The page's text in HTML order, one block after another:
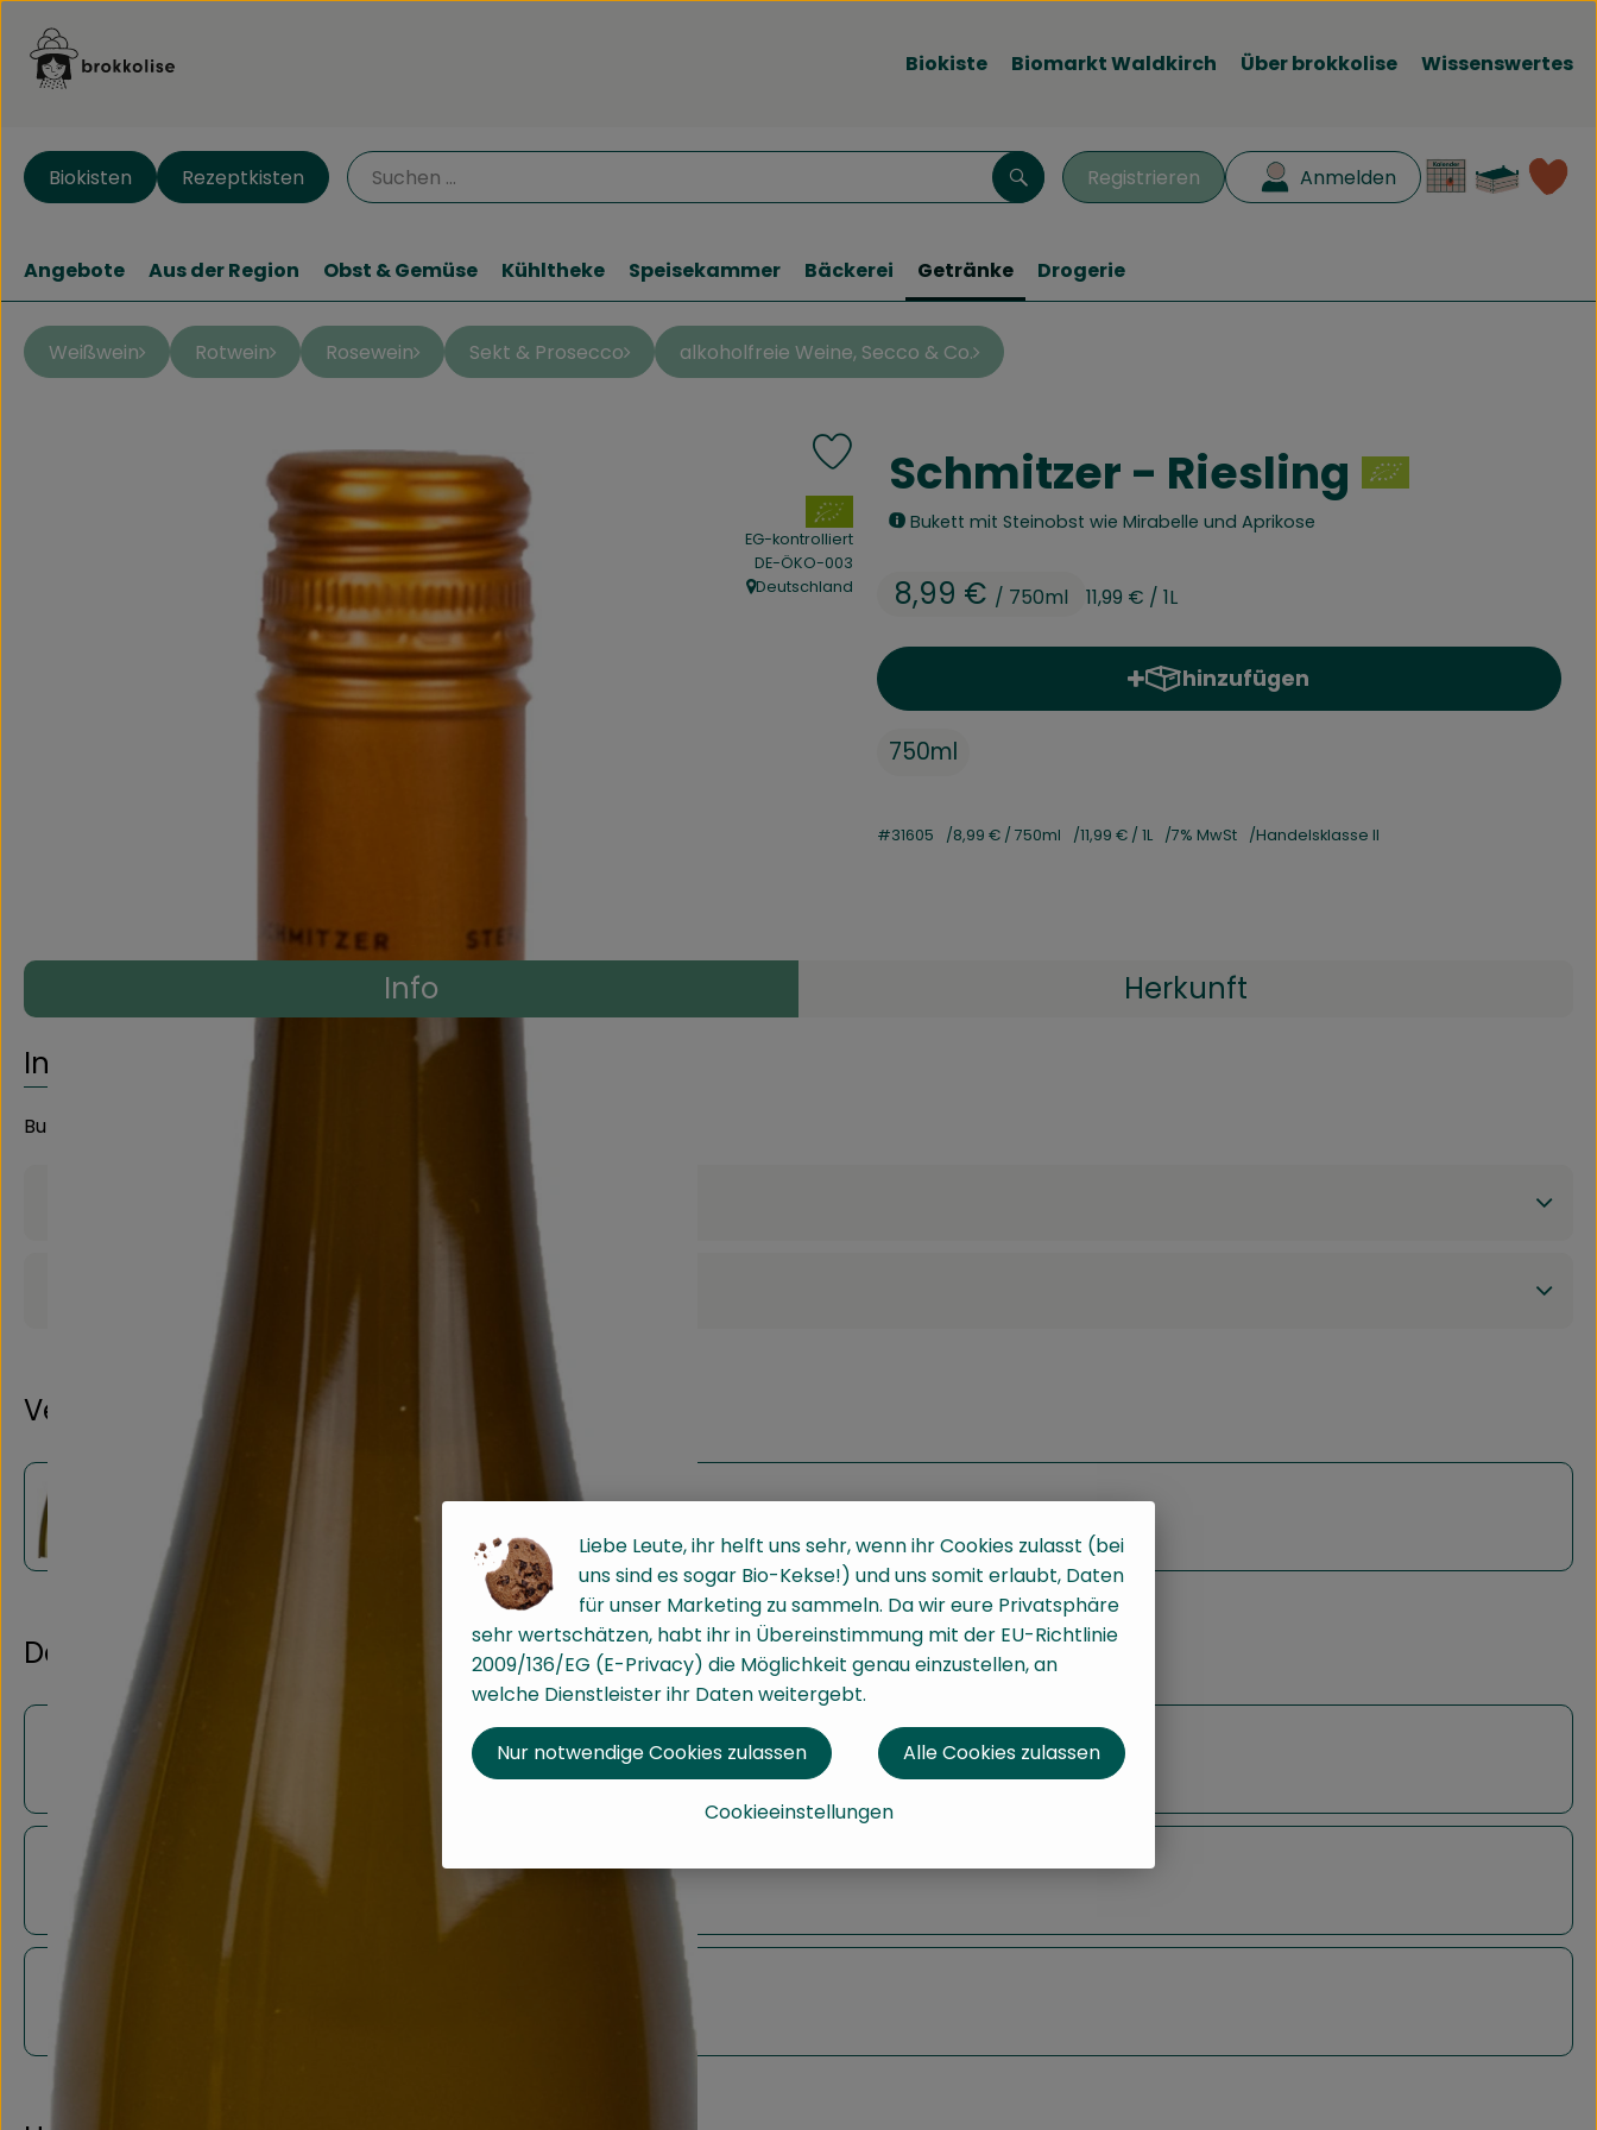
Biokiste Biomarkt Waldkirch Über brokkolise Wissenswertes
Registrieren Anmelden
Suchen
Biokisten Rezeptkisten
Angebote Aus der Region Obst & Gemüse Kühltheke Speisekammer Bäckerei Getränke Drogerie
Weißwein Rotwein Rosewein Sekt & Prosecco alkoholfreie Weine, Secco & Co.
Schmitzer - Riesling
Bukett mit Steinobst wie Mirabelle und Aprikose
8,99 € / 750ml 11,99 € / 1L
Produkt zu Favouriten hinzufügen
, Verband:
EG-kontrolliert
, Kontrollstelle:
DE-ÖKO-003
, Herkunft:
Deutschland
hinzufügen
Produkt zum Warenkorb hinzufügen
750ml
#31605 8,99 € / 750ml 11,99 € / 1L 7% MwSt Handelsklasse II
Info
Herkunft
Info
Bukett mit Steinobst wie Mirabelle und Aprikose
Produktdatenblatt
Verwendet oder empfohlen bei
Schmitzer - Grauburgunder
Dazu Empfohlen
Schmitzer - Müller-Thurgau - Spargelwein
Schmitzer - Rose`
Liebe Leute, ihr helft uns sehr, wenn ihr Cookies zulasst (bei
uns sind es sogar Bio-Kekse!) und uns somit erlaubt, Daten
für unser Marketing zu sammeln. Da wir eure Privatsphäre
sehr wertschätzen, habt ihr in Übereinstimmung mit der EU-Richtlinie
2009/136/EG (E-Privacy) die Möglichkeit genau einzustellen, an
welche Dienstleister ihr Daten weitergebt.
Cookieeinstellungen
Nur notwendige Cookies zulassen Alle Cookies zulassen